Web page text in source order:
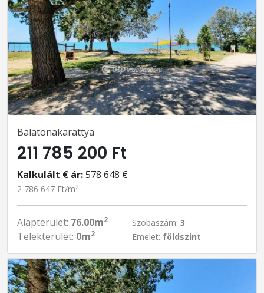
Balatonakarattya
211 785 200 Ft
Kalkulált € ár:578 648 €
2 786 647 Ft/m2
Alapterület: 76.00m2
Telekterület: 0m2
Szobaszám: 3
Emelet: földszint